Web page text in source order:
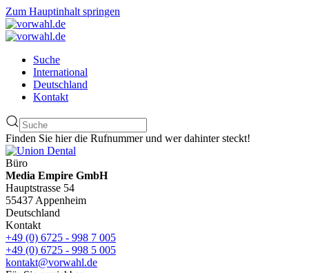
Zum Hauptinhalt springen
Suche
International
Deutschland
Kontakt
Finden Sie hier die Rufnummer und wer dahinter steckt!
Büro
Media Empire GmbH
Hauptstrasse 54
55437 Appenheim
Deutschland
Kontakt
+49 (0) 6725 - 998 7 005
+49 (0) 6725 - 998 5 005
kontakt@vorwahl.de